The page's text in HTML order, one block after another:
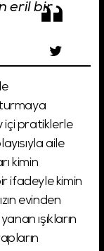
eril bir
içi pratiklerle
aile
kimin
ifadeyle kimin
evinden
ışıkların